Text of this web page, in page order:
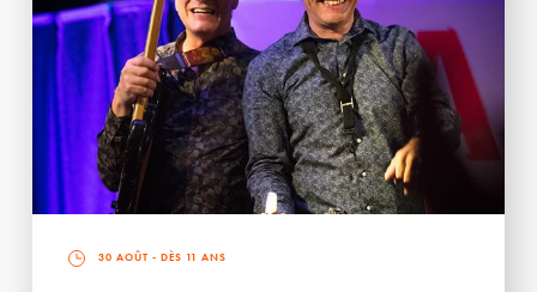
30 AOÛT - DÈS 11 ANS